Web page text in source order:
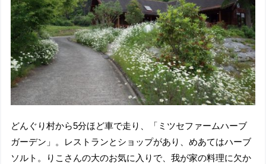
どんぐり村から5分ほど車で走り、「ミツセファームハーブ
ガーデン」。レストランとショップがあり、めあてはハーブ
ソルト。りこさんの大のお気に入りで、我が家の料理に欠か